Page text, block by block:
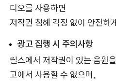
디오를 사용하면
저작권 침해 걱정 없이 안전하
광고 집행 시 주의사항
릴스에서 저작권이 있는 음원
고에서 사용할 수 없으며,